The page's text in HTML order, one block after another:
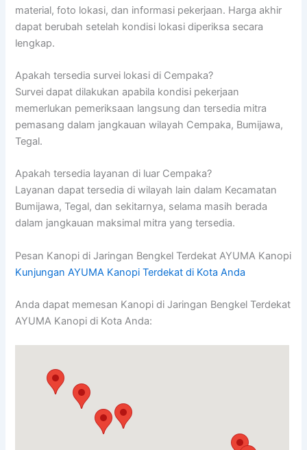
material, foto lokasi, dan informasi pekerjaan. Harga akhir
dapat berubah setelah kondisi lokasi diperiksa secara
lengkap.
Apakah tersedia survei lokasi di Cempaka?
Survei dapat dilakukan apabila kondisi pekerjaan
memerlukan pemeriksaan langsung dan tersedia mitra
pemasang dalam jangkauan wilayah Cempaka, Bumijawa,
Tegal.
Apakah tersedia layanan di luar Cempaka?
Layanan dapat tersedia di wilayah lain dalam Kecamatan
Bumijawa, Tegal, dan sekitarnya, selama masih berada
dalam jangkauan maksimal mitra yang tersedia.
Pesan Kanopi di Jaringan Bengkel Terdekat AYUMA Kanopi
Kunjungan AYUMA Kanopi Terdekat di Kota Anda
Anda dapat memesan Kanopi di Jaringan Bengkel Terdekat
AYUMA Kanopi di Kota Anda: